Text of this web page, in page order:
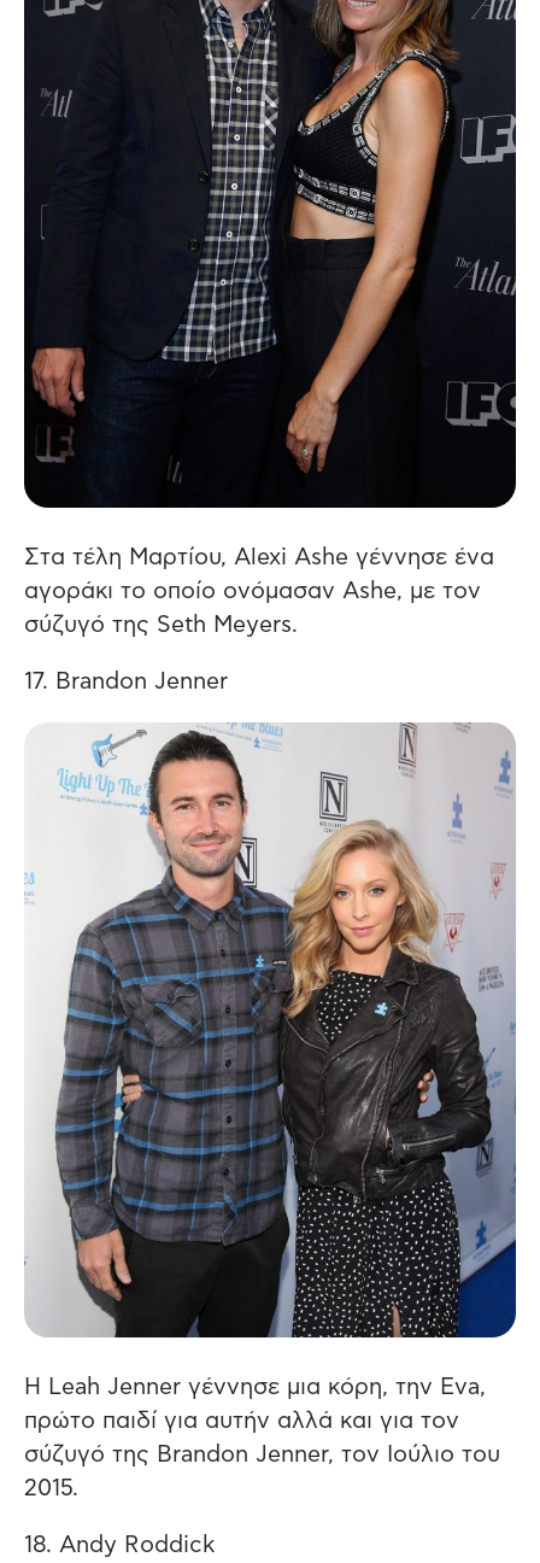
Στα τέλη Μαρτίου, Alexi Ashe γέννησε ένα
αγοράκι το οποίο ονόμασαν Ashe, με τον
σύζυγό της Seth Meyers.
17. Brandon Jenner
Η Leah Jenner γέννησε μια κόρη, την Eva,
πρώτο παιδί για αυτήν αλλά και για τον
σύζυγό της Brandon Jenner, τον Ιούλιο του
2015.
18. Andy Roddick